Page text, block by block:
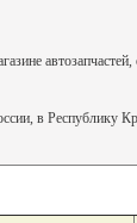
автозапчастей,
в Республику